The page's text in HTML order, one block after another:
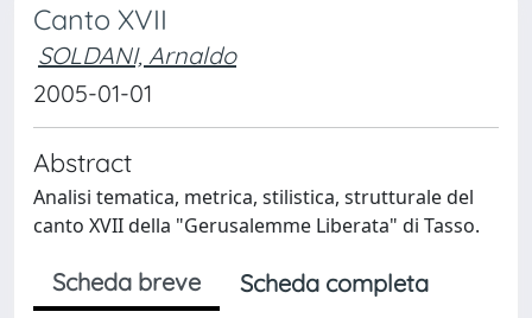
Canto XVII
SOLDANI, Arnaldo
2005-01-01
Abstract
Analisi tematica, metrica, stilistica, strutturale del
canto XVII della "Gerusalemme Liberata" di Tasso.
Scheda breve
Scheda completa